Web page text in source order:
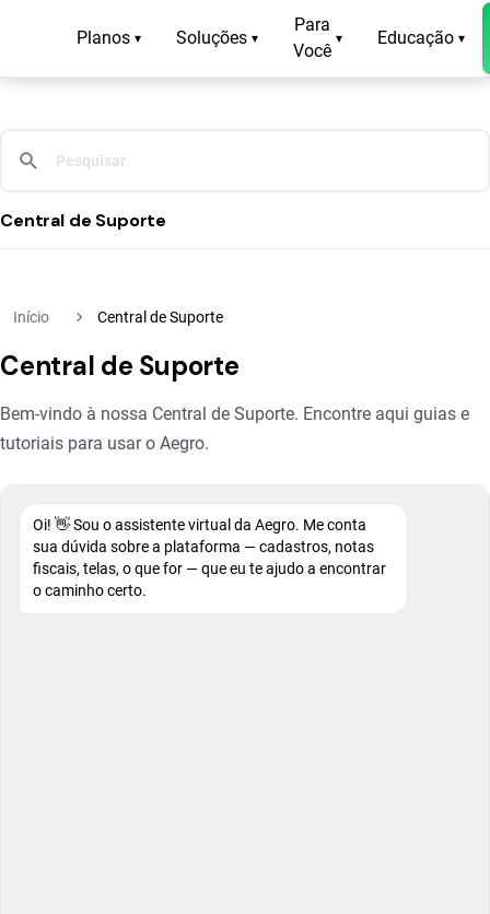
Planos ▾ Soluções ▾
Para
Você
▾ Educação ▾
Central de Suporte
Início navigate_next Central de Suporte
Central de Suporte
Bem-vindo à nossa Central de Suporte. Encontre aqui guias e
tutoriais para usar o Aegro.
Oi! 👋 Sou o assistente virtual da Aegro. Me conta
sua dúvida sobre a plataforma — cadastros, notas
fiscais, telas, o que for — que eu te ajudo a encontrar
o caminho certo.